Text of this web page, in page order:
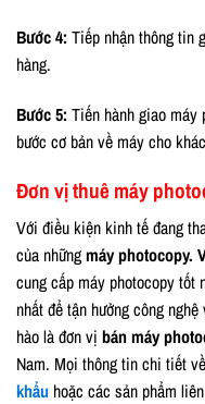
Bước 4:Tiếp nhận thông tin
hàng.
Bước 5:Tiến hành giao máy
bước cơ bản về máy cho
Đơn vị thuê máy
Với điều kiện kinh tế đang
của nhữngmáy photocopy.
cung cấp máy photocopy tốt
nhất để tận hưởng công
hào là đơn vị bán máy
Nam. Mọi thông tin chi tiết
khẩu hoặc các sản phẩm